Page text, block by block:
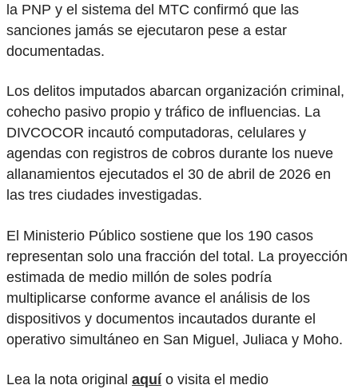
la PNP y el sistema del MTC confirmó que las
sanciones jamás se ejecutaron pese a estar
documentadas.
Los delitos imputados abarcan organización criminal,
cohecho pasivo propio y tráfico de influencias. La
DIVCOCOR incautó computadoras, celulares y
agendas con registros de cobros durante los nueve
allanamientos ejecutados el 30 de abril de 2026 en
las tres ciudades investigadas.
El Ministerio Público sostiene que los 190 casos
representan solo una fracción del total. La proyección
estimada de medio millón de soles podría
multiplicarse conforme avance el análisis de los
dispositivos y documentos incautados durante el
operativo simultáneo en San Miguel, Juliaca y Moho.
Lea la nota original aquí o visita el medio